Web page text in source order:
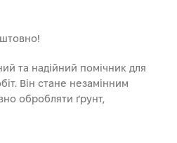
та надійний помічник для
Він стане незамінним
обробляти ґрунт,